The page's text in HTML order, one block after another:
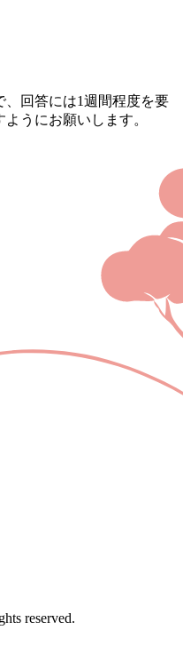
回答には1週間程度を要
うにお願いします。
reserved.